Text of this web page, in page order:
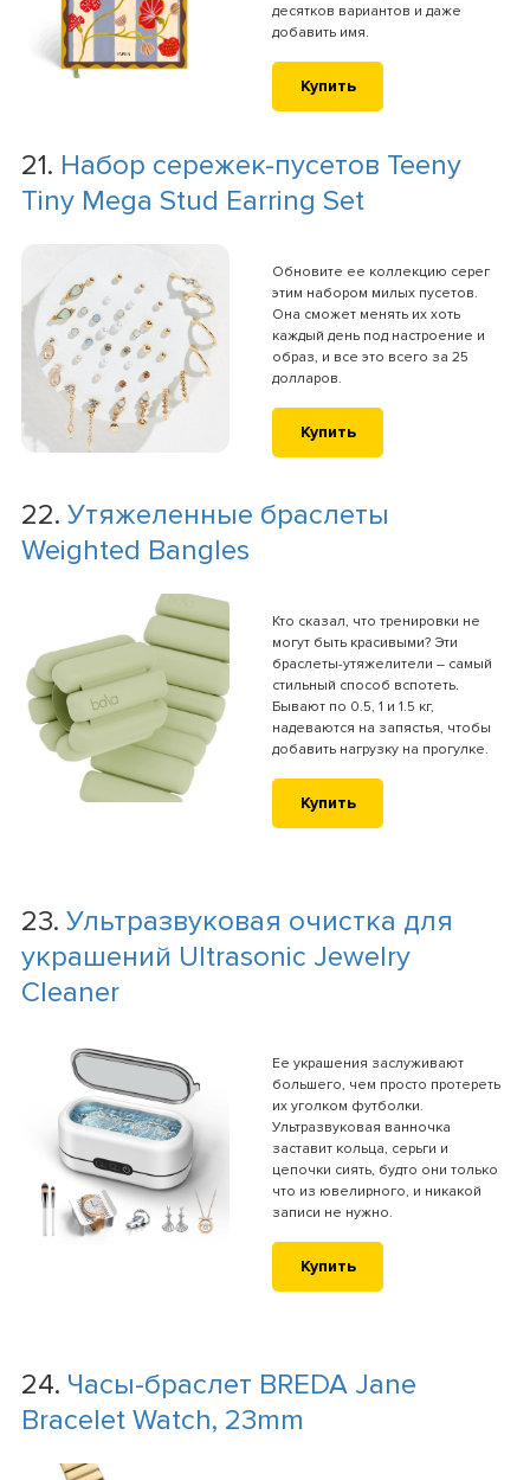
десятков вариантов и даже
добавить имя.
Купить
21. Набор сережек-пусетов Teeny
Tiny Mega Stud Earring Set
Обновите ее коллекцию серег
этим набором милых пусетов.
Она сможет менять их хоть
каждый день под настроение и
образ, и все это всего за 25
долларов.
Купить
22. Утяжеленные браслеты
Weighted Bangles
Кто сказал, что тренировки не
могут быть красивыми? Эти
браслеты-утяжелители – самый
стильный способ вспотеть.
Бывают по 0.5, 1 и 1.5 кг,
надеваются на запястья, чтобы
добавить нагрузку на прогулке.
Купить
23. Ультразвуковая очистка для
украшений Ultrasonic Jewelry
Cleaner
Ее украшения заслуживают
большего, чем просто протереть
их уголком футболки.
Ультразвуковая ванночка
заставит кольца, серьги и
цепочки сиять, будто они только
что из ювелирного, и никакой
записи не нужно.
Купить
24. Часы-браслет BREDA Jane
Bracelet Watch, 23mm